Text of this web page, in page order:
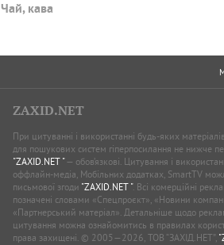
Чай, кава
ZAXID.NET
При цитуванні і використанні будь-яких матеріалів
для пошукових систем гіперпосилання не нижче
"ZAXID.NET "— обов’язкові. Цитування і
оффлайн-медіа, Мобільних додатках, SmartTV
письмової згоди "ZAXID.NET ". Всі комерційні
позначені словами «Спецпроєкт», «Новини
«Партнерський матеріал». Детальніше щодо
цитування можна ознайомитись в правилах
права захищені. © 2005—2026, ТОВ “ЗАХІД.НЕТ”,